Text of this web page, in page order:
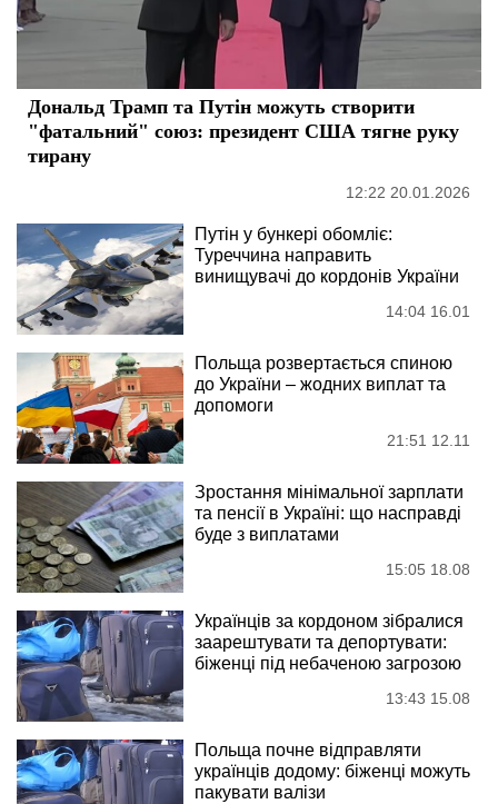
Дональд Трамп та Путін можуть створити
"фатальний" союз: президент США тягне руку
тирану
12:22 20.01.2026
Путін у бункері обомліє:
Туреччина направить
винищувачі до кордонів України
14:04 16.01
Польща розвертається спиною
до України – жодних виплат та
допомоги
21:51 12.11
Зростання мінімальної зарплати
та пенсії в Україні: що насправді
буде з виплатами
15:05 18.08
Українців за кордоном зібралися
заарештувати та депортувати:
біженці під небаченою загрозою
13:43 15.08
Польща почне відправляти
українців додому: біженці можуть
пакувати валізи